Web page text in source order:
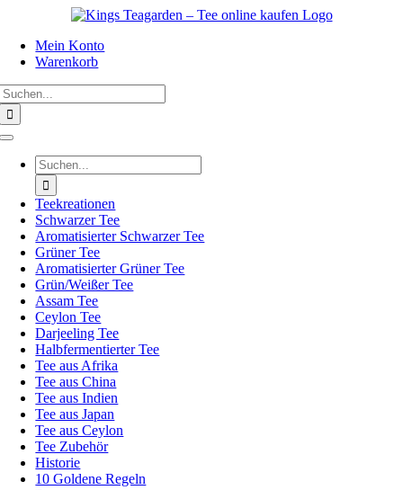
springenMein Konto
Warenkorb
Toggle
Navigation
Suche
nach:
Teekreationen
Schwarzer Tee
Aromatisierter Schwarzer Tee
Grüner Tee
Aromatisierter Grüner Tee
Grün/Weißer Tee
Assam Tee
Ceylon Tee
Darjeeling Tee
Halbfermentierter Tee
Tee aus Afrika
Tee aus China
Tee aus Indien
Tee aus Japan
Tee aus Ceylon
Tee Zubehör
Historie
10 Goldene Regeln